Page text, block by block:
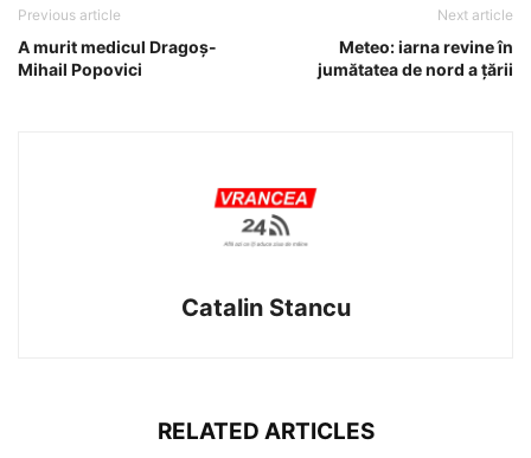
Previous article
A murit medicul Dragoș-
Mihail Popovici
Next article
Meteo: iarna revine în
jumătatea de nord a țării
Catalin Stancu
RELATED ARTICLES